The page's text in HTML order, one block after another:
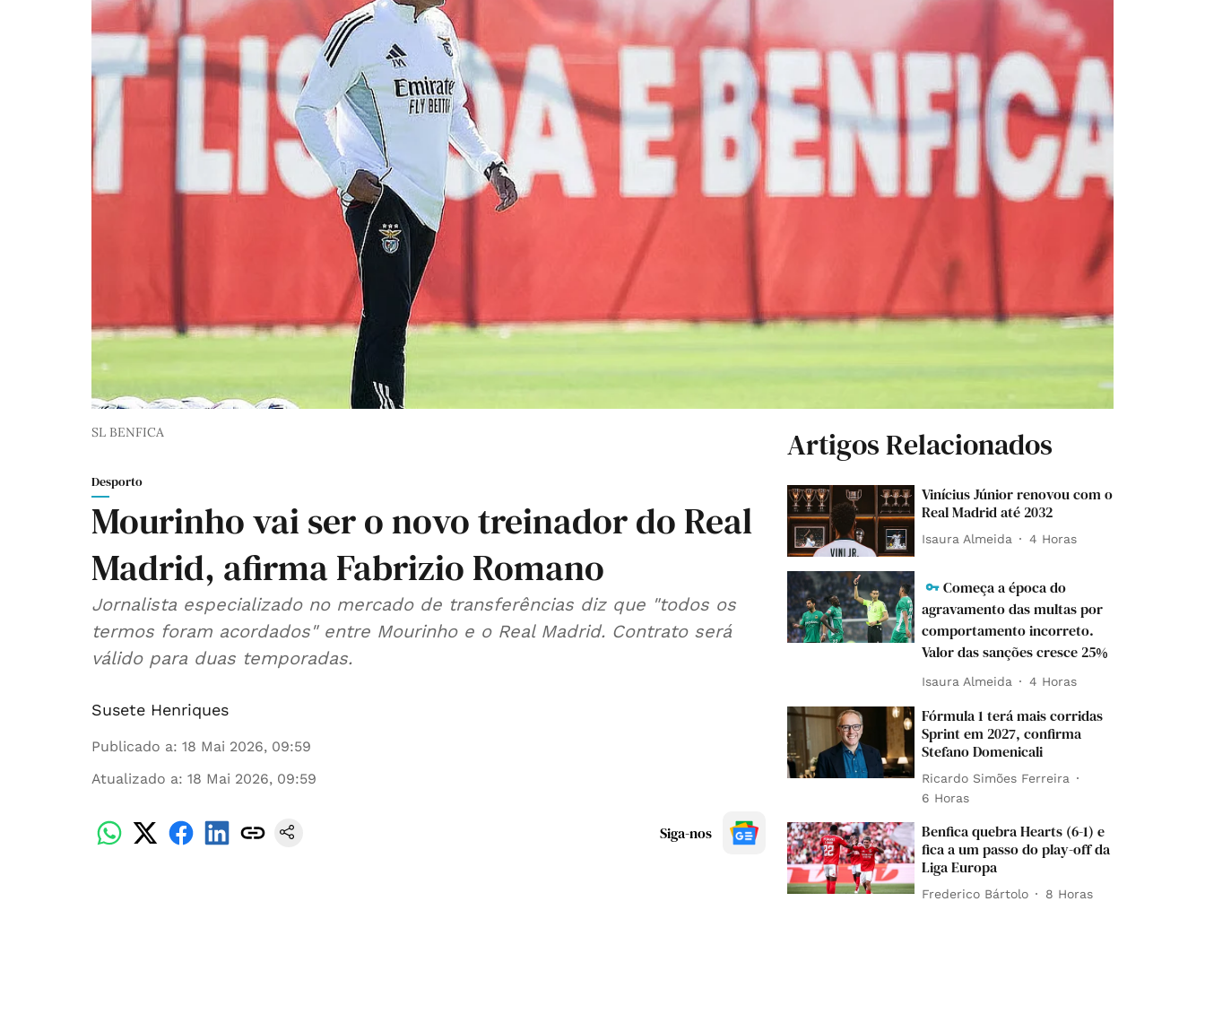
SL BENFICA
Desporto
Mourinho vai ser o novo treinador do Real
Madrid, afirma Fabrizio Romano
Jornalista especializado no mercado de transferências diz que "todos os
termos foram acordados" entre Mourinho e o Real Madrid. Contrato será
válido para duas temporadas.
Susete Henriques
Publicado a: 18 Mai 2026, 09:59
Atualizado a: 18 Mai 2026, 09:59
Siga-nos
Artigos Relacionados
Vinícius Júnior renovou com o
Real Madrid até 2032
Isaura Almeida 4 Horas
Começa a época do
agravamento das multas por
comportamento incorreto.
Valor das sanções cresce 25%
Isaura Almeida 4 Horas
Fórmula 1 terá mais corridas
Sprint em 2027, confirma
Stefano Domenicali
Ricardo Simões Ferreira
6 Horas
Benfica quebra Hearts (6-1) e
fica a um passo do play-off da
Liga Europa
Frederico Bártolo 8 Horas